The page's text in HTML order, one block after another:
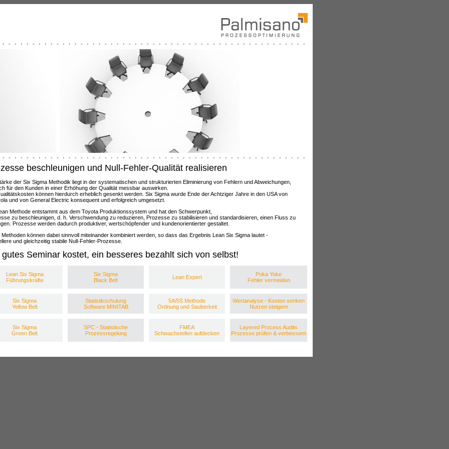
beschleunigen und Null-Fehler-Qualität realisieren
der Six Sigma Methodik liegt in der systematischen und strukturierten Eliminierung von Fehlern und Abweichungen,
für den Kunden in einer Erhöhung der Qualität messbar auswirken.
können hierdurch erheblich gesenkt werden. Six Sigma wurde Ende der Achtziger Jahre in den USA von
und von General Electric konsequent und erfolgreich umgesetzt.
Methode entstammt aus dem Toyota Produktionssystem und hat den Schwerpunkt,
zu beschleunigen, d. h. Verschwendung zu reduzieren, Prozesse zu stabilisieren und standardisieren, einen Fluss zu
Prozesse werden dadurch produktiver, wertschöpfender und kundenorientierter gestaltet.
Methoden können dabei sinnvoll miteinander kombiniert werden, so dass das Ergebnis Lean Six Sigma lautet -
und gleichzeitig stabile Null-Fehler-Prozesse.
gutes Seminar kostet, ein besseres bezahlt sich von selbst!
Lean Six Sigma
Führungskräfte
Six Sigma
Black Belt
Lean Expert
Poka Yoke
Fehler vermeiden
Six Sigma
Yellow Belt
Statistikschulung
Software MINITAB
5A/5S Methode
Ordnung und Sauberkeit
Wertanalyse - Kosten senken
Nutzen steigern
Six Sigma
Green Belt
SPC - Statistische
Prozessregelung
FMEA
Schwachstellen aufdecken
Layered Process Audits
Prozesse prüfen & verbessern